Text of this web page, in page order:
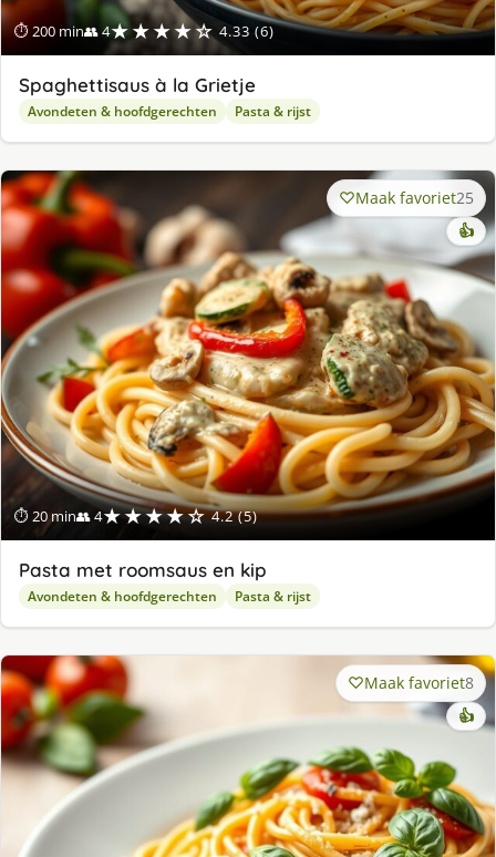
⏱ 200 min👥 4★★★★☆ 4.33 (6)
Spaghettisaus à la Grietje
Avondeten & hoofdgerechten Pasta & rijst
⏱ 20 min👥 4★★★★☆ 4.2 (5)
Maak favoriet25
👍
Pasta met roomsaus en kip
Avondeten & hoofdgerechten Pasta & rijst
Maak favoriet8
👍